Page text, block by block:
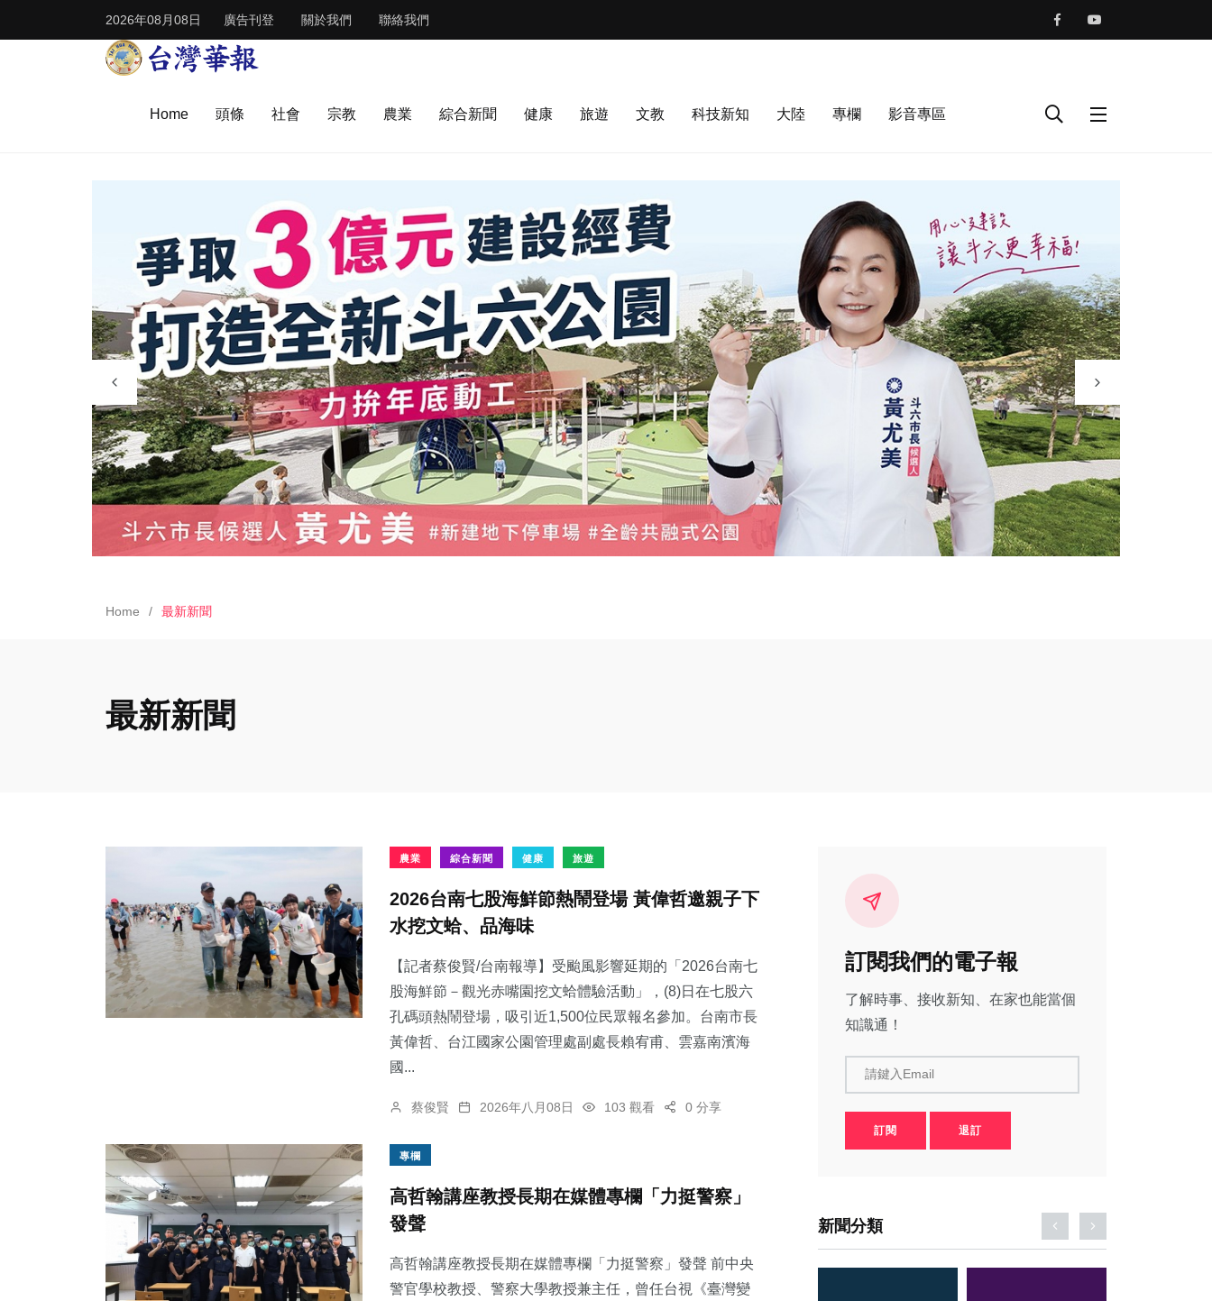
2026年08月08日 廣告刊登 關於我們 聯絡我們
Home 頭條 社會 宗教 農業 綜合新聞 健康 旅遊 文教 科技新知 大陸 專欄 影音專區
Home 最新新聞
最新新聞
農業 綜合新聞 健康 旅遊
2026台南七股海鮮節熱鬧登場 黃偉哲邀親子下
水挖文蛤、品海味
【記者蔡俊賢/台南報導】受颱風影響延期的「2026台南七
股海鮮節－觀光赤嘴園挖文蛤體驗活動」，(8)日在七股六
孔碼頭熱鬧登場，吸引近1,500位民眾報名參加。台南市長
黃偉哲、台江國家公園管理處副處長賴宥甫、雲嘉南濱海
國...
蔡俊賢 2026年八月08日 103 觀看 0 分享
專欄
高哲翰講座教授長期在媒體專欄「力挺警察」
發聲
高哲翰講座教授長期在媒體專欄「力挺警察」發聲 前中央
警官學校教授、警察大學教授兼主任，曾任台視《臺灣變
訂閱我們的電子報
了解時事、接收新知、在家也能當個
知識通！
請鍵入Email
訂閱 退訂
新聞分類